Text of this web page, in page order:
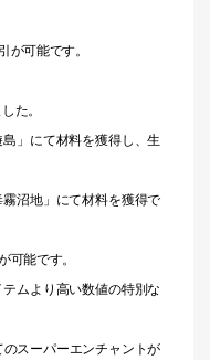
が可能です。
た。
島 」にて材料を獲得し、生
沼地」にて材料を獲得で
可能です。
ムより高い数値の特別な
スーパーエンチャントが